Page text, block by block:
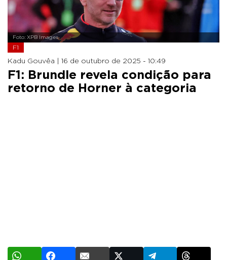
Foto: XPB Images
F1
Kadu Gouvêa | 16 de outubro de 2025 - 10:49
F1: Brundle revela condição para
retorno de Horner à categoria